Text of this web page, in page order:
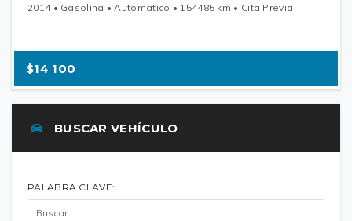
2014 • Gasolina • Automatico • 154485 km • Cita Previa
$14 100
BUSCAR VEHÍCULO
PALABRA CLAVE: